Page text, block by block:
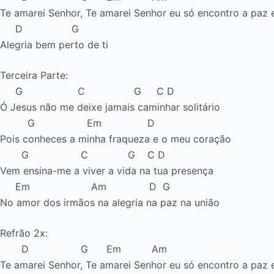
Me puseste uma brasa no peito e uma flecha na alma
Em Am D G
É difícil agora viver sem lembrar-me de ti
Refrão 2x:
D G Em Am
Te amarei Senhor, Te amarei Senhor eu só encontro a paz
D G
Alegria bem perto de ti
Segunda Parte:
G C G C D
Eu pensei muitas vezes calar e não dá nem resposta
G Em D
Eu pensei na fuga esconder-me, ir longe de ti
G C G C D
Mas tua força venceu e ao final e eu fiquei seduzido